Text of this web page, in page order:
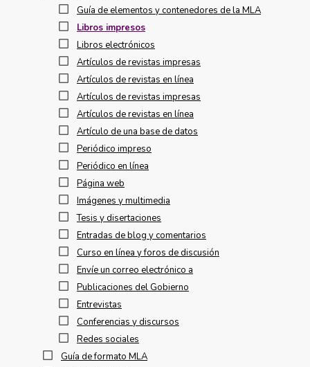
Guía de elementos y contenedores de la MLA
Libros impresos
Libros electrónicos
Artículos de revistas impresas
Artículos de revistas en línea
Artículos de revistas impresas
Artículos de revistas en línea
Artículo de una base de datos
Periódico impreso
Periódico en línea
Página web
Imágenes y multimedia
Tesis y disertaciones
Entradas de blog y comentarios
Curso en línea y foros de discusión
Envíe un correo electrónico a
Publicaciones del Gobierno
Entrevistas
Conferencias y discursos
Redes sociales
Guía de formato MLA